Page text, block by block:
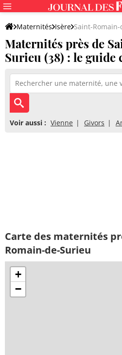
Maternités Isère Saint-
Maternités près de
Surieu (38) : le guide
Voir aussi : Vienne Givors
Carte des maternités
Romain-de-Surieu
+
−